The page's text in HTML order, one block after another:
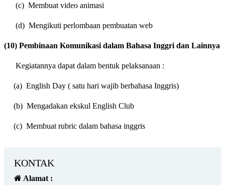
(c) Membuat video animasi
(d) Mengikuti perlombaan pembuatan web
(10) Pembinaan Komunikasi dalam Bahasa Inggri dan Lainnya
Kegiatannya dapat dalam bentuk pelaksanaan :
(a) English Day ( satu hari wajib berbahasa Inggris)
(b) Mengadakan ekskul English Club
(c) Membuat rubric dalam bahasa inggris
KONTAK
Alamat :